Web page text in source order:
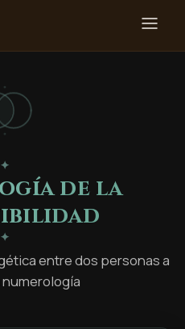
✦
de la
✦
entre dos personas a